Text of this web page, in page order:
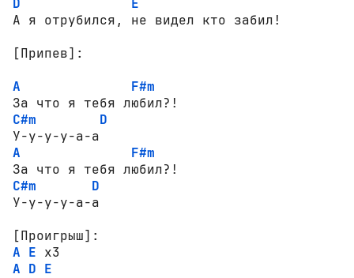
D
E
А я отрубился, не видел кто забил!
[Припев]:
A
F#m
C#m
D
A
F#m
C#m
D
[Проигрыш]:
A E
A D E